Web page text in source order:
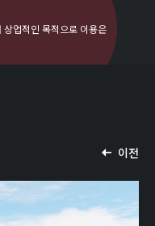
업적인 목적으로 이용은
이전